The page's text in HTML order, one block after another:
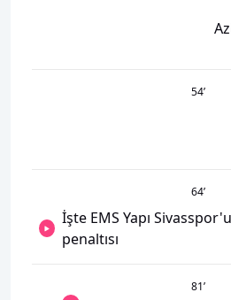
54’
64’
İşte EMS Yapı
penaltısı
81’